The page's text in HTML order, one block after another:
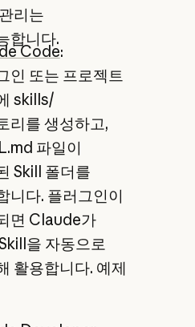
리는
합니다.
Code:
인 또는 프로젝트
skills/
리를 생성하고,
파일이
Skill 폴더를
니다. 플러그인이
면 Claude가
을 자동으로
활용합니다. 예제